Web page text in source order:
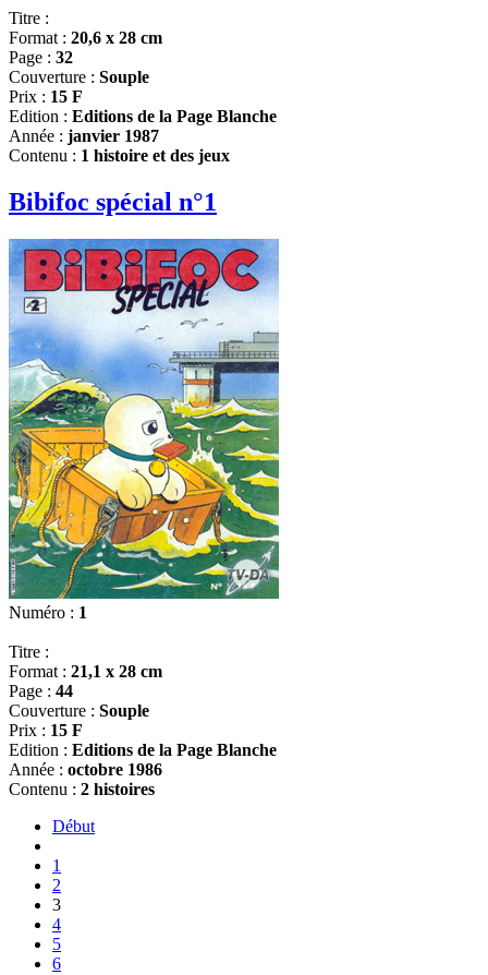
Titre :
Format : 20,6 x 28 cm
Page : 32
Couverture : Souple
Prix : 15 F
Edition : Editions de la Page Blanche
Année : janvier 1987
Contenu : 1 histoire et des jeux
Bibifoc spécial n°1
Numéro : 1
Titre :
Format : 21,1 x 28 cm
Page : 44
Couverture : Souple
Prix : 15 F
Edition : Editions de la Page Blanche
Année : octobre 1986
Contenu : 2 histoires
Début
1
2
3
4
5
6